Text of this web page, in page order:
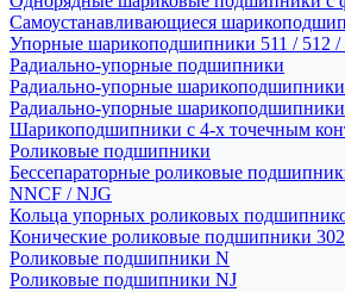
Самоустанавливающиеся
Упорные шарикоподшипники 511 / 512 /
Радиально-упорные подшипники
Радиально-упорные
Радиально-упорные
Шарикоподшипники с 4-х точечным
Роликовые подшипники
Бессепараторные роликовые
NNCF / NJG
Кольца упорных роликовых
Конические роликовые подшипники
Роликовые подшипники N
Роликовые подшипники NJ